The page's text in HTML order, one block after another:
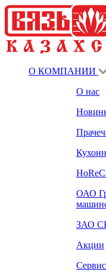
О КОМПАНИИ
О нас
ОАО
ЗАО
Акции
Сервис